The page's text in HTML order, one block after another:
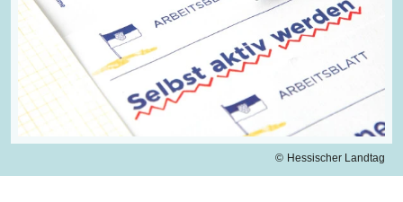
Hessischer Landtag